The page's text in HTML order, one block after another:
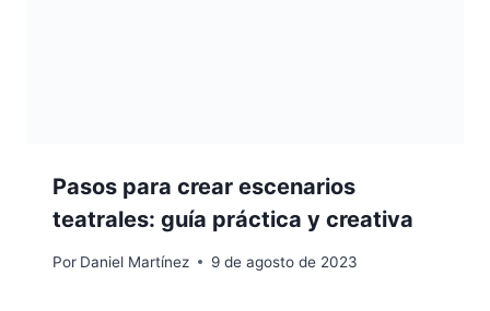
Pasos para crear escenarios
teatrales: guía práctica y creativa
Por Daniel Martínez 9 de agosto de 2023